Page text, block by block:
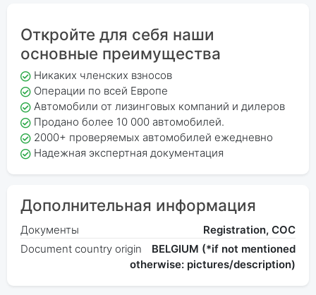
Откройте для себя наши
основные преимущества
Никаких членских взносов
Операции по всей Европе
Автомобили от лизинговых компаний и дилеров
Продано более 10 000 автомобилей.
2000+ проверяемых автомобилей ежедневно
Надежная экспертная документация
Дополнительная информация
Документы
Registration, COC
Document country origin
BELGIUM (*if not mentioned
otherwise: pictures/description)